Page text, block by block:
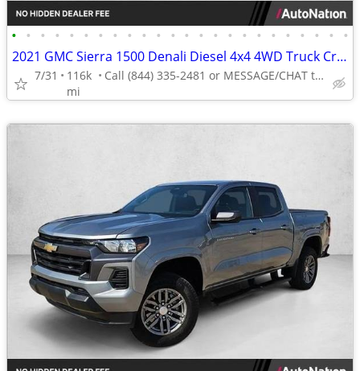
• • • • • • • • • • • • • • • • • • • • • • • •
2021 GMC Sierra 1500 Denali Diesel 4x4 4WD Truck Crew cab AUTONATION
7/31
116k
mi
Call (844) 335-2481 or MESSAGE/CHAT to confirm availability